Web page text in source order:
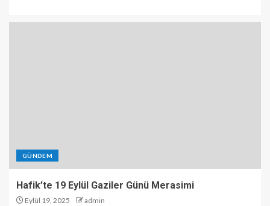
GÜNDEM
Hafik’te 19 Eylül Gaziler Günü Merasimi
Eylül 19, 2025 admin